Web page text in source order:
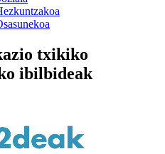
txikiko
ibilbideak